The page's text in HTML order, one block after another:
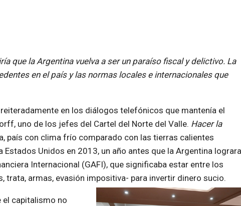
que la Argentina vuelva a ser un paraíso fiscal y delictivo. La
en el país y las normas locales e internacionales que
en los diálogos telefónicos que mantenía el
uno de los jefes del Cartel del Norte del Valle. Hacer la
país con clima frío comparado con las tierras calientes
Unidos en 2013, un año antes que la Argentina lograra
Internacional (GAFI), que significaba estar entre los
trata, armas, evasión impositiva- para invertir dinero sucio.
el capitalismo no